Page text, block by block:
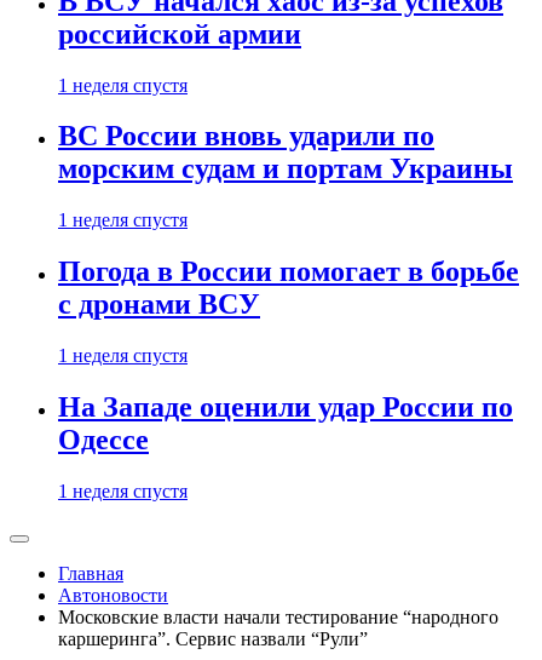
российской армии
1 неделя спустя
ВС России вновь ударили по
морским судам и портам Украины
1 неделя спустя
Погода в России помогает в борьбе
с дронами ВСУ
1 неделя спустя
На Западе оценили удар России по
Одессе
1 неделя спустя
Главная
Автоновости
Московские власти начали тестирование “народного
каршеринга”. Сервис назвали “Рули”